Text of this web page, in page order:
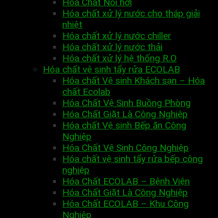
Hóa Chất Nồi hơi
Hóa chất xử lý nước cho tháp giải
nhiệt
Hóa chất xử lý nước chiller
Hóa chất xử lý nước thải
Hóa chất xử lý hệ thống R.O
Hóa chất vệ sinh tẩy rửa ECOLAB
Hóa chất Vệ sinh Khách sạn – Hóa
chất Ecolab
Hóa Chất Vệ Sinh Buồng Phòng
Hóa Chất Giặt Là Công Nghiệp
Hóa chất Vệ sinh Bếp ăn Công
Nghiệp
Hóa Chất Vệ Sinh Công Nghiệp
Hóa chất vệ sinh tẩy rửa bếp công
nghiệp
Hóa Chất ECOLAB – Bệnh Viện
Hóa Chất Giặt Là Công Nghiệp
Hóa Chất ECOLAB – Khu Công
Nghiệp